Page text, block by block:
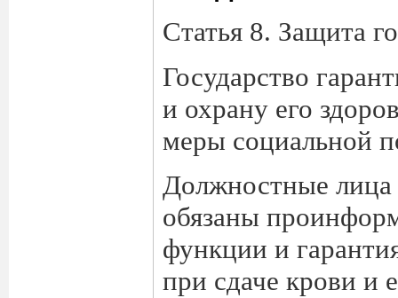
Статья 8. Защита
Государство
и охрану его
меры социальной
Должностные лица
обязаны
функции и
при сдаче крови и